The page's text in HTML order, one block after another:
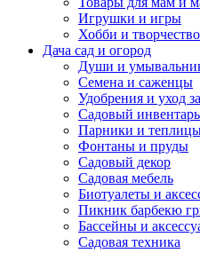
Игрушки и игры
Хобби и творчество
Дача сад и огород
Души и
Семена и саженцы
Удобрения и уход
Садовый
Парники и
Фонтаны и пруды
Садовый декор
Садовая мебель
Биотуалеты и
Пикник барбекю
Бассейны и
Садовая техника